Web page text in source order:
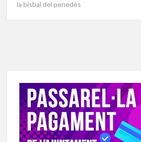
la bisbal del penedès